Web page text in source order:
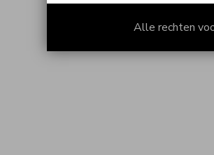
Alle rechten